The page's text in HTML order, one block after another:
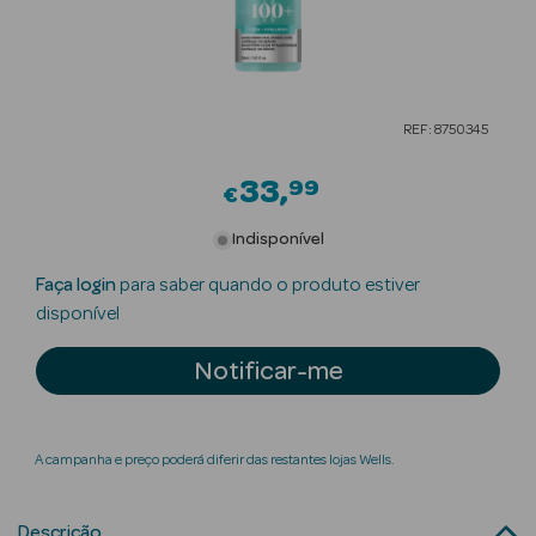
Luxo
Beauty Season
Nutricosmética
Perfumes
REF: 8750345
€33 99
Indisponível
Faça login para saber quando o produto estiver
disponível
Notificar-me
A campanha e preço poderá diferir das restantes lojas Wells.